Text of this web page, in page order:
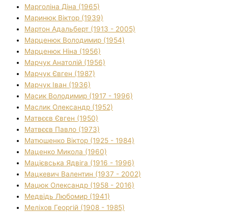
Марголіна Діна (1965)
Маринюк Віктор (1939)
Мартон Адальберт (1913 - 2005)
Марценюк Володимир (1954)
Марценюк Ніна (1956)
Марчук Анатолій (1956)
Марчук Євген (1987)
Марчук Іван (1936)
Масик Володимир (1917 - 1996)
Маслик Олександр (1952)
Матвєєв Євген (1950)
Матвєєв Павло (1973)
Матюшенко Віктор (1925 - 1984)
Маценко Микола (1960)
Мацієвська Ядвіга (1916 - 1996)
Мацкевич Валентин (1937 - 2002)
Мацюк Олександр (1958 - 2016)
Медвідь Любомир (1941)
Меліхов Георгій (1908 - 1985)